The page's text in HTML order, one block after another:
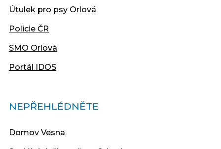
Útulek pro psy Orlová
Policie ČR
SMO Orlová
Portál IDOS
NEPŘEHLÉDNĚTE
Domov Vesna